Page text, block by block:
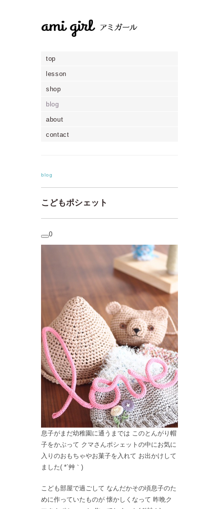
top
lesson
shop
blog
about
contact
blog
こどもポシェット
0
息子がまだ幼稚園に通うまでは このとんがり帽
子をかぶって クマさんポシェットの中にお気に
入りのおもちゃやお菓子を入れて お出かけして
ました( *´艸｀)
こども部屋で過ごして なんだかその頃息子のた
めに作っていたものが 懐かしくなって 昨晩ク